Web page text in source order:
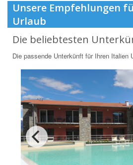
Unsere Empfehlungen
Urlaub
Die beliebtesten
Die passende Unterkünft für Ihren Italien